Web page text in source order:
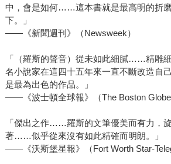
中，會是如何……這本書就是最高明的折
下。」
——《新聞週刊》（Newsweek）
「（羅斯的聲音）從未如此細膩……精雕
名小說家在這四十五年來一直不斷改造自
是最為出色的作品。」
——《波士頓全球報》（The Boston Globe
「傑出之作……羅斯的文筆優美而有力，
著……似乎從來沒有如此精確而明朗。」
——《沃斯堡星報》（Fort Worth Star-